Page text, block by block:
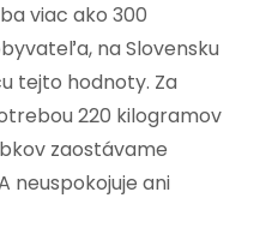
viac ako 300
na Slovensku
tejto hodnoty. Za
220 kilogramov
zaostávame
neuspokojuje ani